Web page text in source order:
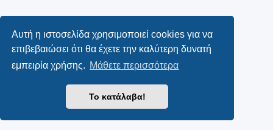
Αυτή η ιστοσελίδα χρησιμοποιεί cookies για να
επιβεβαιώσει ότι θα έχετε την καλύτερη δυνατή
εμπειρία χρήσης. Μάθετε περισσότερα
Το κατάλαβα!